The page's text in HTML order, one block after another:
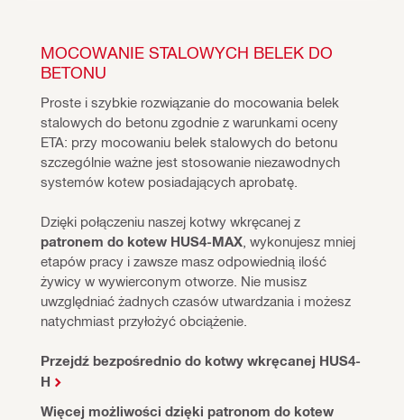
MOCOWANIE STALOWYCH BELEK DO
BETONU
Proste i szybkie rozwiązanie do mocowania belek
stalowych do betonu zgodnie z warunkami oceny
ETA: przy mocowaniu belek stalowych do betonu
szczególnie ważne jest stosowanie niezawodnych
systemów kotew posiadających aprobatę.
patronem do kotew HUS4-MAX , wykonujesz mniej
etapów pracy i zawsze masz odpowiednią ilość
żywicy w wywierconym otworze. Nie musisz
uwzględniać żadnych czasów utwardzania i możesz
natychmiast przyłożyć obciążenie.
Przejdź bezpośrednio do kotwy wkręcanej HUS4-
H
Więcej możliwości dzięki patronom do kotew